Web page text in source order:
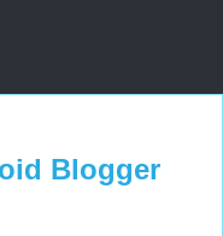
Blogger